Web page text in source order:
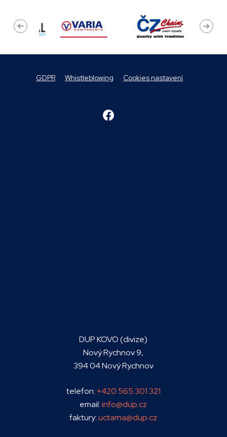
GDPR Whistleblowing Cookies nastavení
DUP KOVO (divize)
Nový Rychnov 9,
394 04 Nový Rychnov
telefon: +420 565 301 321
email:info@dup.cz
faktury:uctarna@dup.cz